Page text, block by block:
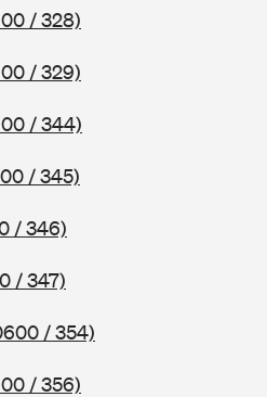
/ 328)
/ 329)
/ 344)
/ 345)
/ 346)
/ 347)
/ 354)
/ 356)